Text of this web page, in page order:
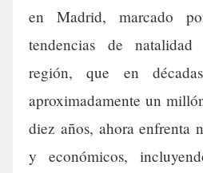
en Madrid, marcado
tendencias de
región, que en
aproximadamente un
diez años, ahora enfrenta
y económicos,